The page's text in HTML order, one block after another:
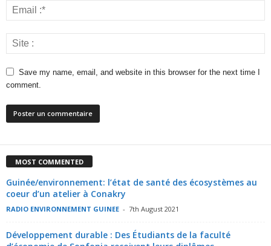
Save my name, email, and website in this browser for the next time I
comment.
MOST COMMENTED
Guinée/environnement: l’état de santé des écosystèmes au
coeur d’un atelier à Conakry
RADIO ENVIRONNEMENT GUINEE - 7th August 2021
Développement durable : Des Étudiants de la faculté